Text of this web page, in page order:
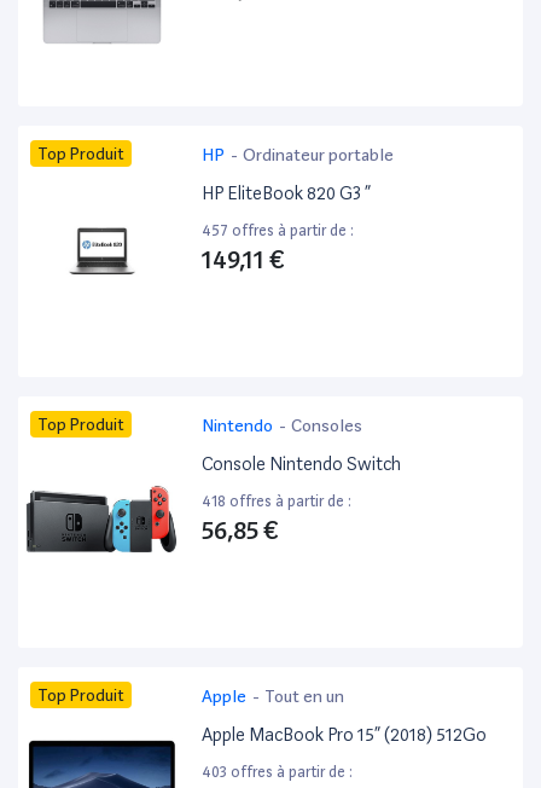
Top Produit HP - Ordinateur portable
HP EliteBook 820 G3 ”
457 offres à partir de :
149,11 €
Top Produit Nintendo - Consoles
Console Nintendo Switch
418 offres à partir de :
56,85 €
Top Produit Apple - Tout en un
Apple MacBook Pro 15” (2018) 512Go
403 offres à partir de :